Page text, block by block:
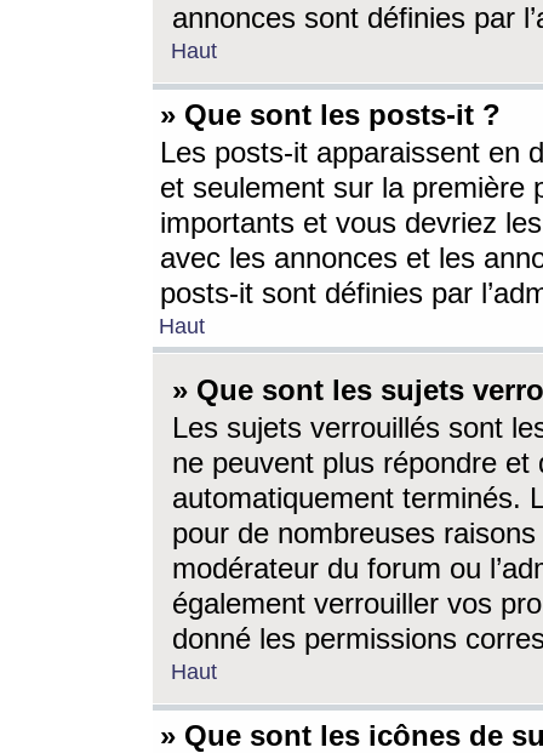
annonces sont définies par
Haut
» Que sont les posts-it ?
Les posts-it apparaissent en
et seulement sur la première
importants et vous devriez
avec les annonces et les
posts-it sont définies par
Haut
» Que sont les sujets
Les sujets verrouillés sont
ne peuvent plus répondre
automatiquement terminés.
pour de nombreuses
modérateur du forum ou
également verrouiller vos
donné les permissions
Haut
» Que sont les icônes de